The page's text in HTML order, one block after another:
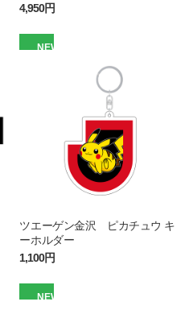
4,950円
NEW
ツエーゲン金沢 ピカチュウ キ
ーホルダー
1,100円
NEW